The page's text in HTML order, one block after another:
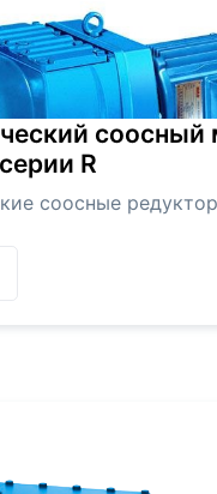
соосный
R
соосные